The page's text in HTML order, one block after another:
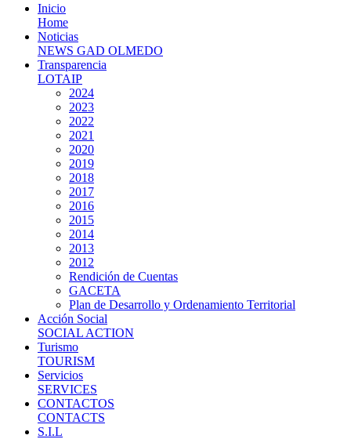
Inicio
Home
Noticias
NEWS GAD OLMEDO
Transparencia
LOTAIP
2024
2023
2022
2021
2020
2019
2018
2017
2016
2015
2014
2013
2012
Rendición de Cuentas
GACETA
Plan de Desarrollo y Ordenamiento Territorial
Acción Social
SOCIAL ACTION
Turismo
TOURISM
Servicios
SERVICES
CONTACTOS
CONTACTS
S.I.L